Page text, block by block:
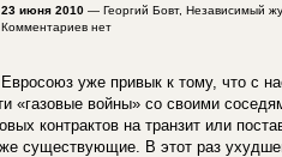
23 июня 2010 — Георгий Бовт, Независимый
Комментариев нет
Евросоюз уже привык к тому, что с
«газовые войны» со своими
контрактов на транзит или
существующие. В этот раз